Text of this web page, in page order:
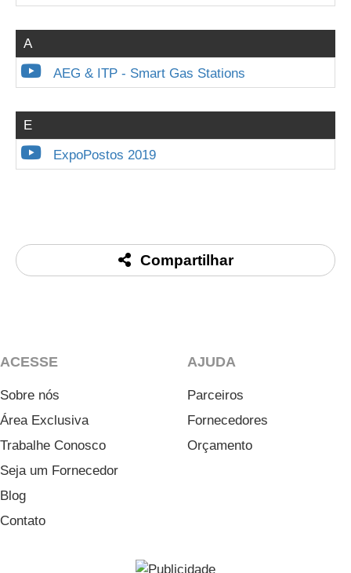
A
AEG & ITP - Smart Gas Stations
E
ExpoPostos 2019
Compartilhar
ACESSE
Sobre nós
Área Exclusiva
Trabalhe Conosco
Seja um Fornecedor
Blog
Contato
AJUDA
Parceiros
Fornecedores
Orçamento